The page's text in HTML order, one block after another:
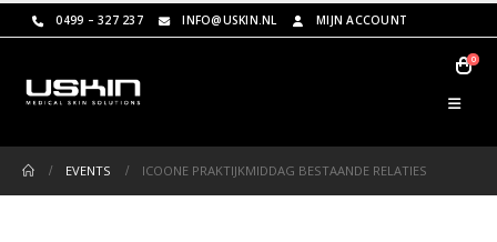
0499 – 327 237 INFO@USKIN.NL MIJN ACCOUNT
0
EVENTS ICOONE PRAKTIJKMIDDAG BESTAANDE RELATIES